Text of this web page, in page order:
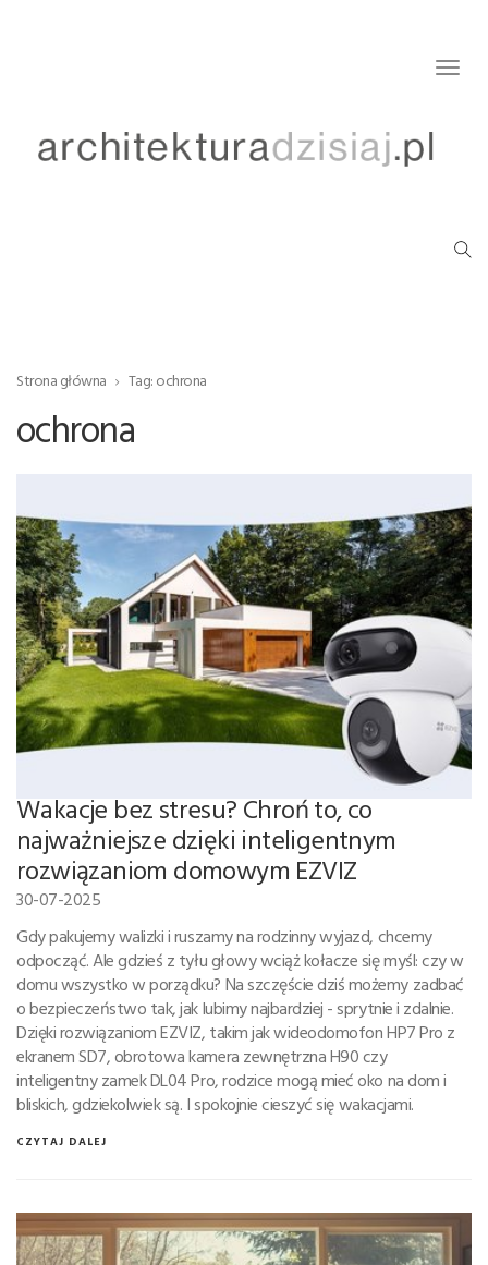
Strona główna Tag: ochrona
ochrona
Wakacje bez stresu? Chroń to, co
najważniejsze dzięki inteligentnym
rozwiązaniom domowym EZVIZ
30-07-2025
Gdy pakujemy walizki i ruszamy na rodzinny wyjazd, chcemy
odpocząć. Ale gdzieś z tyłu głowy wciąż kołacze się myśl: czy w
domu wszystko w porządku? Na szczęście dziś możemy zadbać
o bezpieczeństwo tak, jak lubimy najbardziej - sprytnie i zdalnie.
Dzięki rozwiązaniom EZVIZ, takim jak wideodomofon HP7 Pro z
ekranem SD7, obrotowa kamera zewnętrzna H90 czy
inteligentny zamek DL04 Pro, rodzice mogą mieć oko na dom i
bliskich, gdziekolwiek są. I spokojnie cieszyć się wakacjami.
CZYTAJ DALEJ